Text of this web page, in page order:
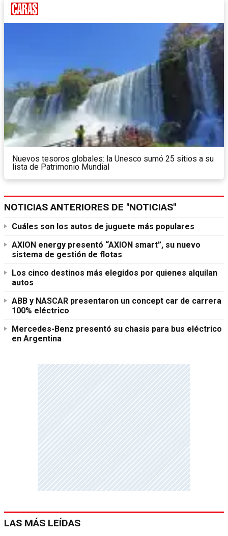
Nuevos tesoros globales: la Unesco sumó 25 sitios a su
lista de Patrimonio Mundial
NOTICIAS ANTERIORES DE "NOTICIAS"
Cuáles son los autos de juguete más populares
AXION energy presentó “AXION smart”, su nuevo
sistema de gestión de flotas
Los cinco destinos más elegidos por quienes alquilan
autos
ABB y NASCAR presentaron un concept car de carrera
100% eléctrico
Mercedes-Benz presentó su chasis para bus eléctrico
en Argentina
LAS MÁS LEÍDAS